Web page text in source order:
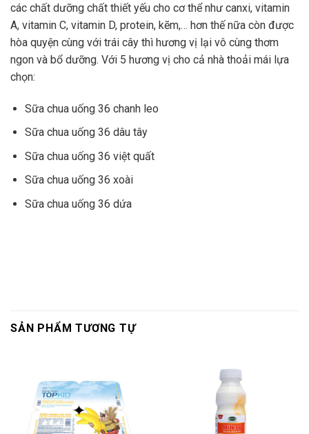
các chất dưỡng chất thiết yếu cho cơ thể như canxi, vitamin
A, vitamin C, vitamin D, protein, kẽm,… hơn thế nữa còn được
hòa quyện cùng với trái cây thì hương vị lại vô cùng thơm
ngon và bổ dưỡng. Với 5 hương vị cho cả nhà thoải mái lựa
chọn:
Sữa chua uống 36 chanh leo
Sữa chua uống 36 dâu tây
Sữa chua uống 36 việt quất
Sữa chua uống 36 xoài
Sữa chua uống 36 dứa
SẢN PHẨM TƯƠNG TỰ